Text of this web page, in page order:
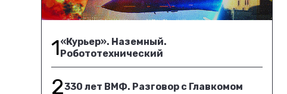
1«Курьер». Наземный.
Робототехнический
2330 лет ВМФ. Разговор с Главкомом